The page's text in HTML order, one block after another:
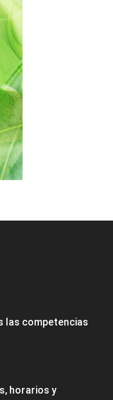
las competencias
horarios y